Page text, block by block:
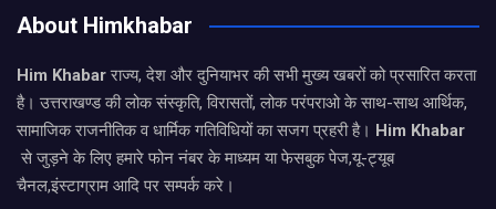
About Himkhabar
Him Khabarराज्य, देश और दुनियाभर की सभी मुख्य खबरों को प्रसारित करता
है। उत्तराखण्ड की लोक संस्कृति, विरासतों, लोक परंपराओ के साथ-साथ आर्थिक,
सामाजिक राजनीतिक व धार्मिक गतिविधियों का सजग प्रहरी है। Him Khabar
से जुड़ने के लिए हमारे फोन नंबर के माध्यम या फेसबुक पेज,यू-ट्यूब
चैनल,इंस्टाग्राम आदि पर सम्पर्क करे।